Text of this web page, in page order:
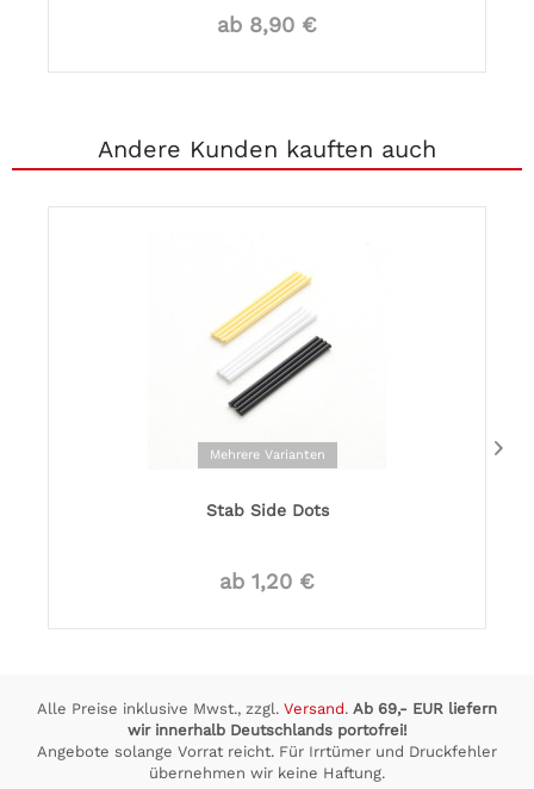
ab 8,90 €
Andere Kunden kauften auch
Mehrere Varianten
Stab Side Dots
ab 1,20 €
Alle Preise inklusive Mwst., zzgl. Versand. Ab 69,- EUR liefern
wir innerhalb Deutschlands portofrei!
Angebote solange Vorrat reicht. Für Irrtümer und Druckfehler
übernehmen wir keine Haftung.